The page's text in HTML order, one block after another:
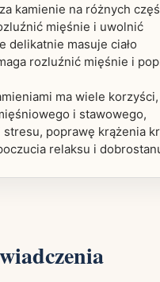
kamienie na różnych
mięśnie i uwolnić
delikatnie masuje ciało
rozluźnić mięśnie i
ma wiele
i stawowego,
poprawę krążenia
relaksu i